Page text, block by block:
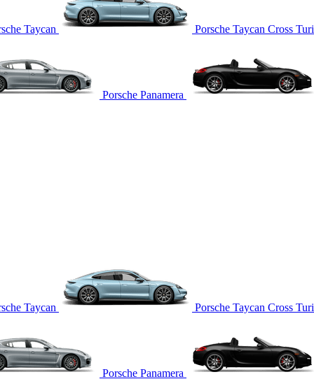
Taycan Porsche Taycan Cross
Porsche Panamera
Taycan Porsche Taycan Cross
Porsche Panamera